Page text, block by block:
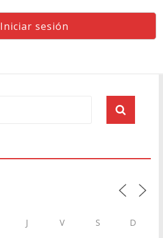
J V S D